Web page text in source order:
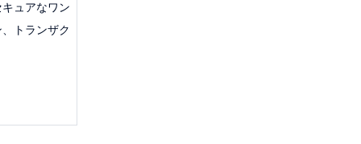
ュアなワン
トランザク